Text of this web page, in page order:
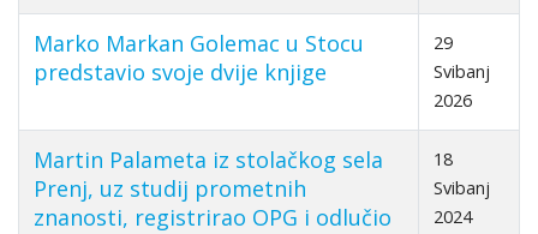
Marko Markan Golemac u Stocu
predstavio svoje dvije knjige
29
Svibanj
2026
Martin Palameta iz stolačkog sela
Prenj, uz studij prometnih
znanosti, registrirao OPG i odlučio
18
Svibanj
2024